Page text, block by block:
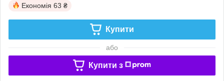
Економія 63 ₴
Купити
або
Купити з